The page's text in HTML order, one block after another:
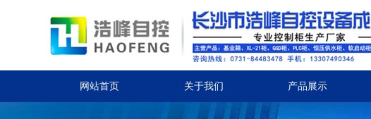
网站首页 关于我们 产品展示